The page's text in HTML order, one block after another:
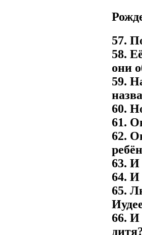
57.
58.
они
59.
60.
61.
62.
63. И
64. И
65.
66. И